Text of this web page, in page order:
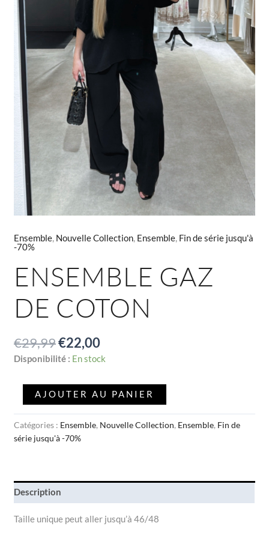
Ensemble, Nouvelle Collection, Ensemble, Fin de série jusqu'à
-70%
ENSEMBLE GAZ
DE COTON
€29,99€22,00
Disponibilité : En stock
AJOUTER AU PANIER
Catégories : Ensemble, Nouvelle Collection, Ensemble, Fin de
série jusqu'à -70%
Description
Taille unique peut aller jusqu’à 46/48